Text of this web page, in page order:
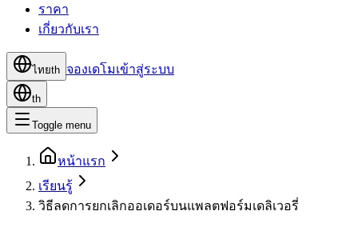
ราคา
เกี่ยวกับเรา
ไทยth จองเดโมเข้าสู่ระบบ
th
Toggle menu
หน้าแรก
เรียนรู้
วิธีลดการยกเลิกออเดอร์บนแพลตฟอร์มเดลิเวอรี่